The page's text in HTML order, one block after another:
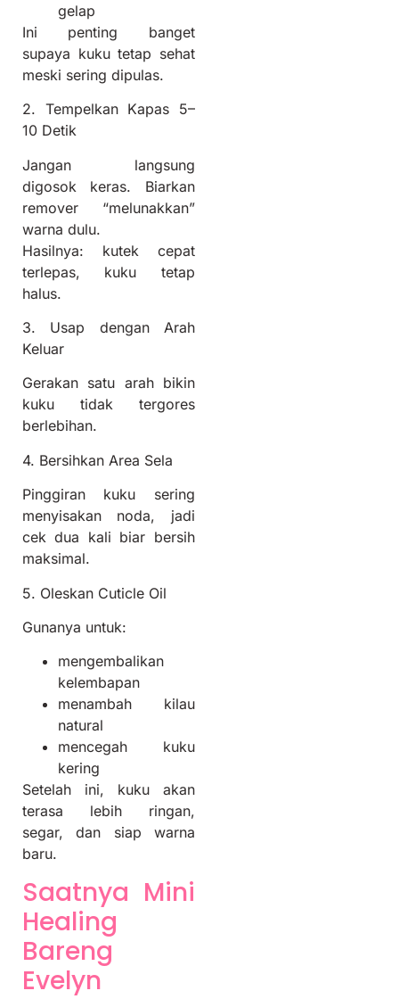
gelap
Ini penting banget
supaya kuku tetap sehat
meski sering dipulas.
2. Tempelkan Kapas 5–
10 Detik
Jangan langsung
digosok keras. Biarkan
remover “melunakkan”
warna dulu.
Hasilnya: kutek cepat
terlepas, kuku tetap
halus.
3. Usap dengan Arah
Keluar
Gerakan satu arah bikin
kuku tidak tergores
berlebihan.
4. Bersihkan Area Sela
Pinggiran kuku sering
menyisakan noda, jadi
cek dua kali biar bersih
maksimal.
5. Oleskan Cuticle Oil
Gunanya untuk:
mengembalikan
kelembapan
menambah kilau
natural
mencegah kuku
kering
Setelah ini, kuku akan
terasa lebih ringan,
segar, dan siap warna
baru.
Saatnya Mini
Healing
Bareng
Evelyn